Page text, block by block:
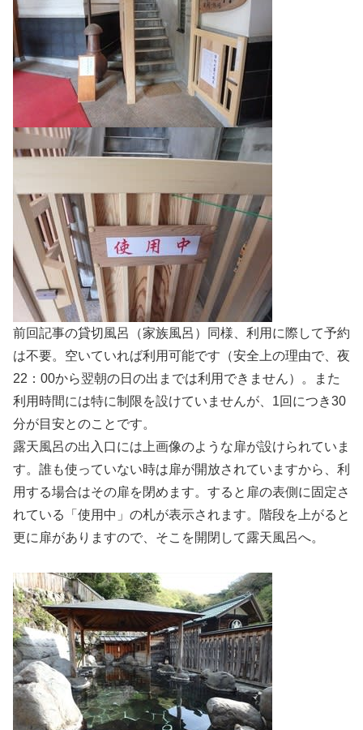
前回記事の貸切風呂（家族風呂）同様、利用に際して予約
は不要。空いていれば利用可能です（安全上の理由で、夜
22：00から翌朝の日の出までは利用できません）。また
利用時間には特に制限を設けていませんが、1回につき30
分が目安とのことです。
露天風呂の出入口には上画像のような扉が設けられていま
す。誰も使っていない時は扉が開放されていますから、利
用する場合はその扉を閉めます。すると扉の表側に固定さ
れている「使用中」の札が表示されます。階段を上がると
更に扉がありますので、そこを開閉して露天風呂へ。